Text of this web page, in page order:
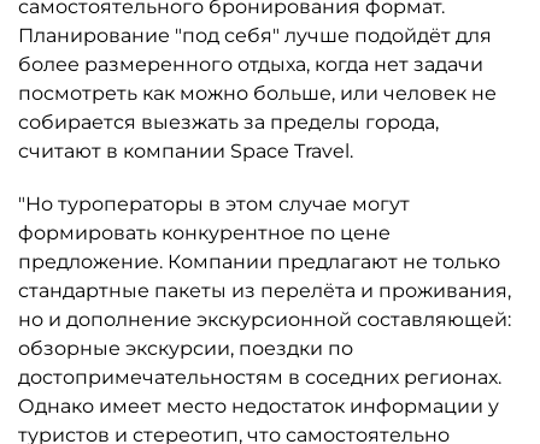
самостоятельного бронирования формат.
Планирование "под себя" лучше подойдёт для
более размеренного отдыха, когда нет задачи
посмотреть как можно больше, или человек не
собирается выезжать за пределы города,
считают в компании Space Travel.
"Но туроператоры в этом случае могут
формировать конкурентное по цене
предложение. Компании предлагают не только
стандартные пакеты из перелёта и проживания,
но и дополнение экскурсионной составляющей:
обзорные экскурсии, поездки по
достопримечательностям в соседних регионах.
Однако имеет место недостаток информации у
туристов и стереотип, что самостоятельно